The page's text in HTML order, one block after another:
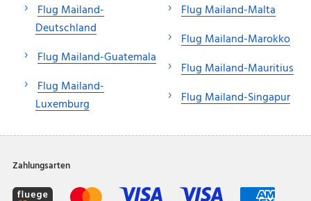
Flug Mailand-
Deutschland
Flug Mailand-Guatemala
Flug Mailand-
Luxemburg
Flug Mailand-Malta
Flug Mailand-Marokko
Flug Mailand-Mauritius
Flug Mailand-Singapur